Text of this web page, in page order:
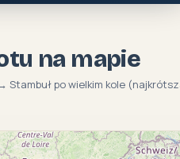
na mapie
Stambuł po wielkim kole